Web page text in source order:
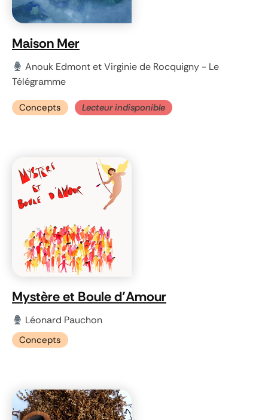
Maison Mer
Anouk Edmont et Virginie de Rocquigny - Le
Télégramme
Concepts Lecteur indisponible
Mystère et Boule d’Amour
Léonard Pauchon
Concepts